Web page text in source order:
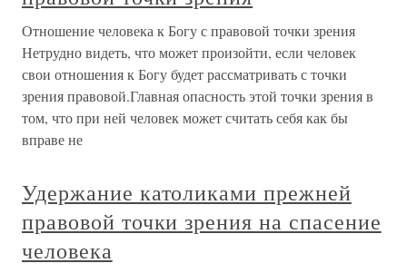
Отношение человека к Богу с правовой точки зрения
Нетрудно видеть, что может произойти, если человек
свои отношения к Богу будет рассматривать с точки
зрения правовой.Главная опасность этой точки зрения в
том, что при ней человек может считать себя как бы
вправе не
Удержание католиками прежней
правовой точки зрения на спасение
человека